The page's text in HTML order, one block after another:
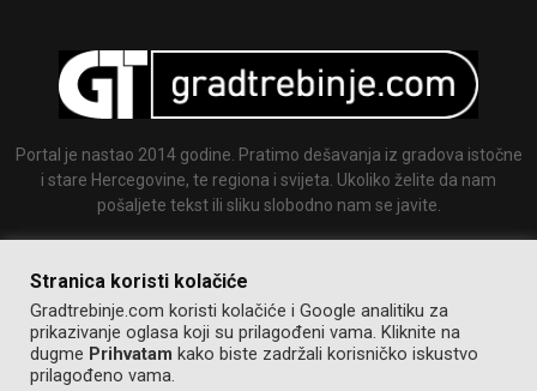
Portal je nastao 2014 godine. Pratimo dešavanja iz gradova istočne
i stare Hercegovine, te regiona i svijeta. Ukoliko želite da nam
pošaljete tekst ili sliku slobodno nam se javite.
Stranica koristi kolačiće
Gradtrebinje.com koristi kolačiće i Google analitiku za
prikazivanje oglasa koji su prilagođeni vama. Kliknite na
dugme Prihvatam kako biste zadržali korisničko iskustvo
prilagođeno vama.